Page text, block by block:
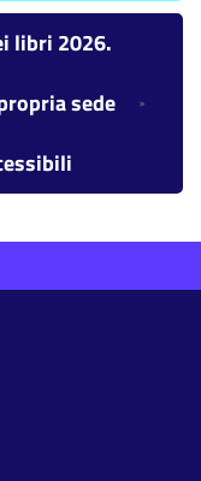
libri 2026.
sede